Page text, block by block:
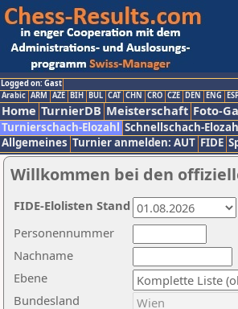
Logged on: Gast
Arabic ARM AZE BIH BUL CAT CHN CRO CZE DEN ENG
Home TurnierDB Meisterschaft Foto-
Turnierschach-Elozahl Schnellschach-
Allgemeines Turnier anmelden: AUT FIDE
Willkommen bei den
Nachname
Ebene
Personennummer
Bundesland
FIDE-Elolisten Stand